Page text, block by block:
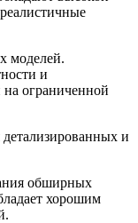
моделей.
и
на ограниченной
и
обширных
хорошим